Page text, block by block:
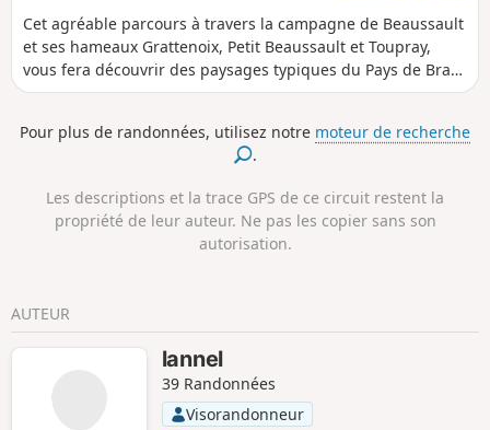
Cet agréable parcours à travers la campagne de Beaussault
et ses hameaux Grattenoix, Petit Beaussault et Toupray,
vous fera découvrir des paysages typiques du Pays de Bray,
ainsi que le patrimoine communal et des curiosités
château-fort.
Pour plus de randonnées, utilisez notre moteur de recherche
.
Les descriptions et la trace GPS de ce circuit restent la
propriété de leur auteur. Ne pas les copier sans son
autorisation.
AUTEUR
lannel
39 Randonnées
Visorandonneur